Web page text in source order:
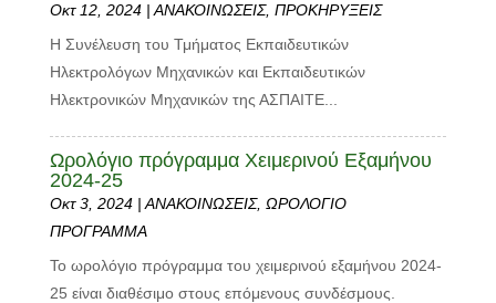
Οκτ 12, 2024| ΑΝΑΚΟΙΝΩΣΕΙΣ, ΠΡΟΚΗΡΥΞΕΙΣ
Η Συνέλευση του Τμήματος Εκπαιδευτικών
Ηλεκτρολόγων Μηχανικών και Εκπαιδευτικών
Ηλεκτρονικών Μηχανικών της ΑΣΠΑΙΤΕ...
Ωρολόγιο πρόγραμμα Χειμερινού Εξαμήνου
2024-25
Οκτ 3, 2024| ΑΝΑΚΟΙΝΩΣΕΙΣ, ΩΡΟΛΟΓΙΟ
ΠΡΟΓΡΑΜΜΑ
Το ωρολόγιο πρόγραμμα του χειμερινού εξαμήνου 2024-
25 είναι διαθέσιμο στους επόμενους συνδέσμους.